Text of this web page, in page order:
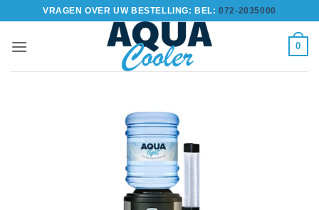
inhoud
VRAGEN OVER UW BESTELLING: BEL:072-2035000
0